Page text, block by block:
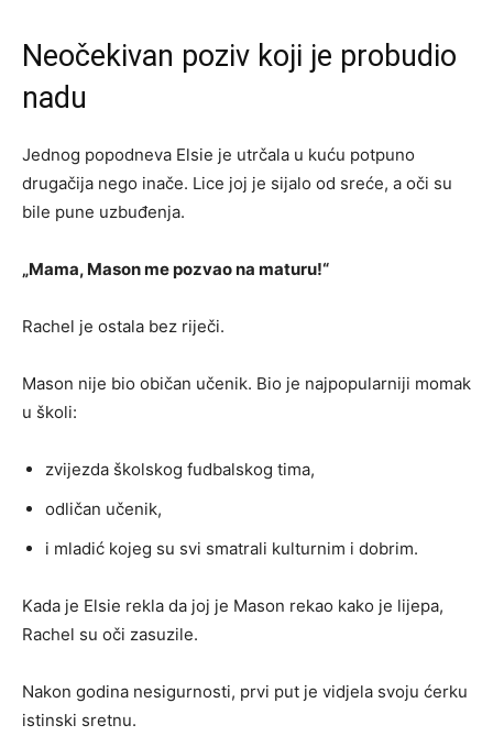
Neočekivan poziv koji je probudio
nadu
Jednog popodneva Elsie je utrčala u kuću potpuno
drugačija nego inače. Lice joj je sijalo od sreće, a oči su
bile pune uzbuđenja.
„Mama, Mason me pozvao na maturu!“
Rachel je ostala bez riječi.
Mason nije bio običan učenik. Bio je najpopularniji momak
u školi:
zvijezda školskog fudbalskog tima,
odličan učenik,
i mladić kojeg su svi smatrali kulturnim i dobrim.
Kada je Elsie rekla da joj je Mason rekao kako je lijepa,
Rachel su oči zasuzile.
Nakon godina nesigurnosti, prvi put je vidjela svoju ćerku
istinski sretnu.